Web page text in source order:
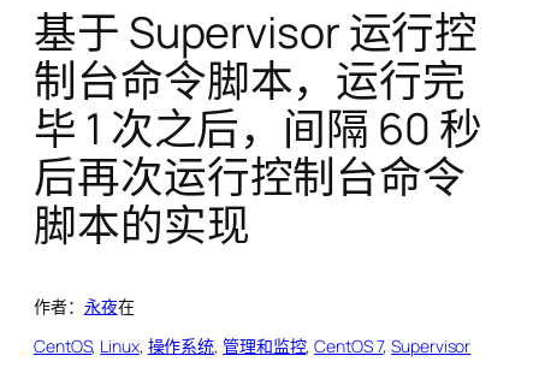
基于 Supervisor 运行控
制台命令脚本，运行完
毕 1 次之后，间隔 60 秒
后再次运行控制台命令
脚本的实现
作者： 永夜在
CentOS, Linux, 操作系统, 管理和监控, CentOS 7, Supervisor